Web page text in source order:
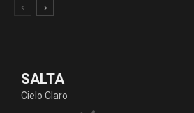
SALTA
Cielo Claro